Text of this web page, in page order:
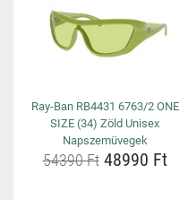
Ray-Ban RB4431 6763/2 ONE
SIZE (34) Zöld Unisex
Napszemüvegek
54390 Ft48990 Ft